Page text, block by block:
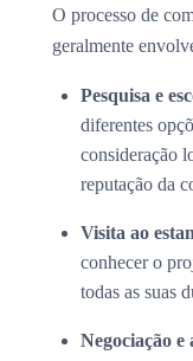
O processo de
geralmente
Pesquisa e
diferentes
consideração
reputação da
Visita ao
conhecer o
todas as suas
Negociação